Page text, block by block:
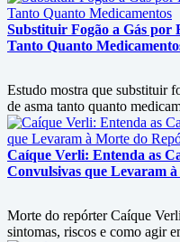
Substituir Fogão a Gás por
Tanto Quanto
Estudo mostra que substituir
de asma tanto quanto
Caíque Verli: Entenda as
Convulsivas que Levaram
Morte do repórter Caíque
sintomas, riscos e como agir